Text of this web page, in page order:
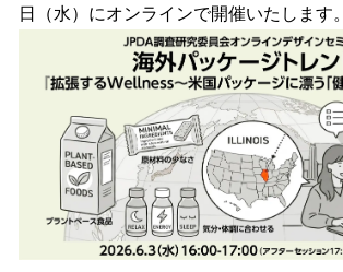
み
込
中
日（水）にオンラインで開催いたします。